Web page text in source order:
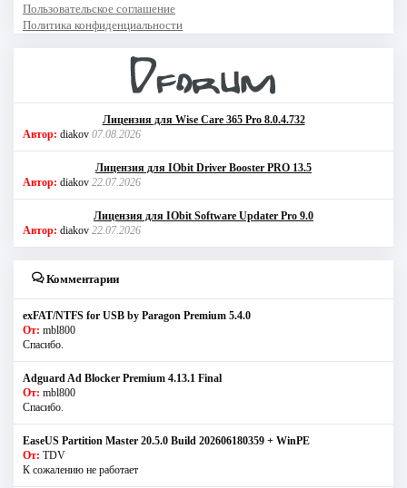
Пользовательское соглашение
Политика конфиденциальности
Лицензия для Wise Care 365 Pro 8.0.4.732
Автор: diakov 07.08.2026
Лицензия для IObit Driver Booster PRO 13.5
Автор: diakov 22.07.2026
Лицензия для IObit Software Updater Pro 9.0
Автор: diakov 22.07.2026
Комментарии
exFAT/NTFS for USB by Paragon Premium 5.4.0
От: mbl800
Спасибо.
Adguard Ad Blocker Premium 4.13.1 Final
От: mbl800
Спасибо.
EaseUS Partition Master 20.5.0 Build 202606180359 + WinPE
От: TDV
К сожалению не работает